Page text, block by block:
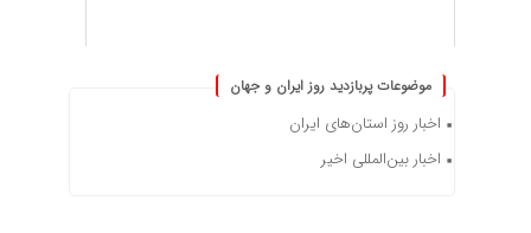
موضوعات پربازدید روز ایران و جهان
اخبار روز استان‌های ایران
اخبار بین‌المللی اخیر